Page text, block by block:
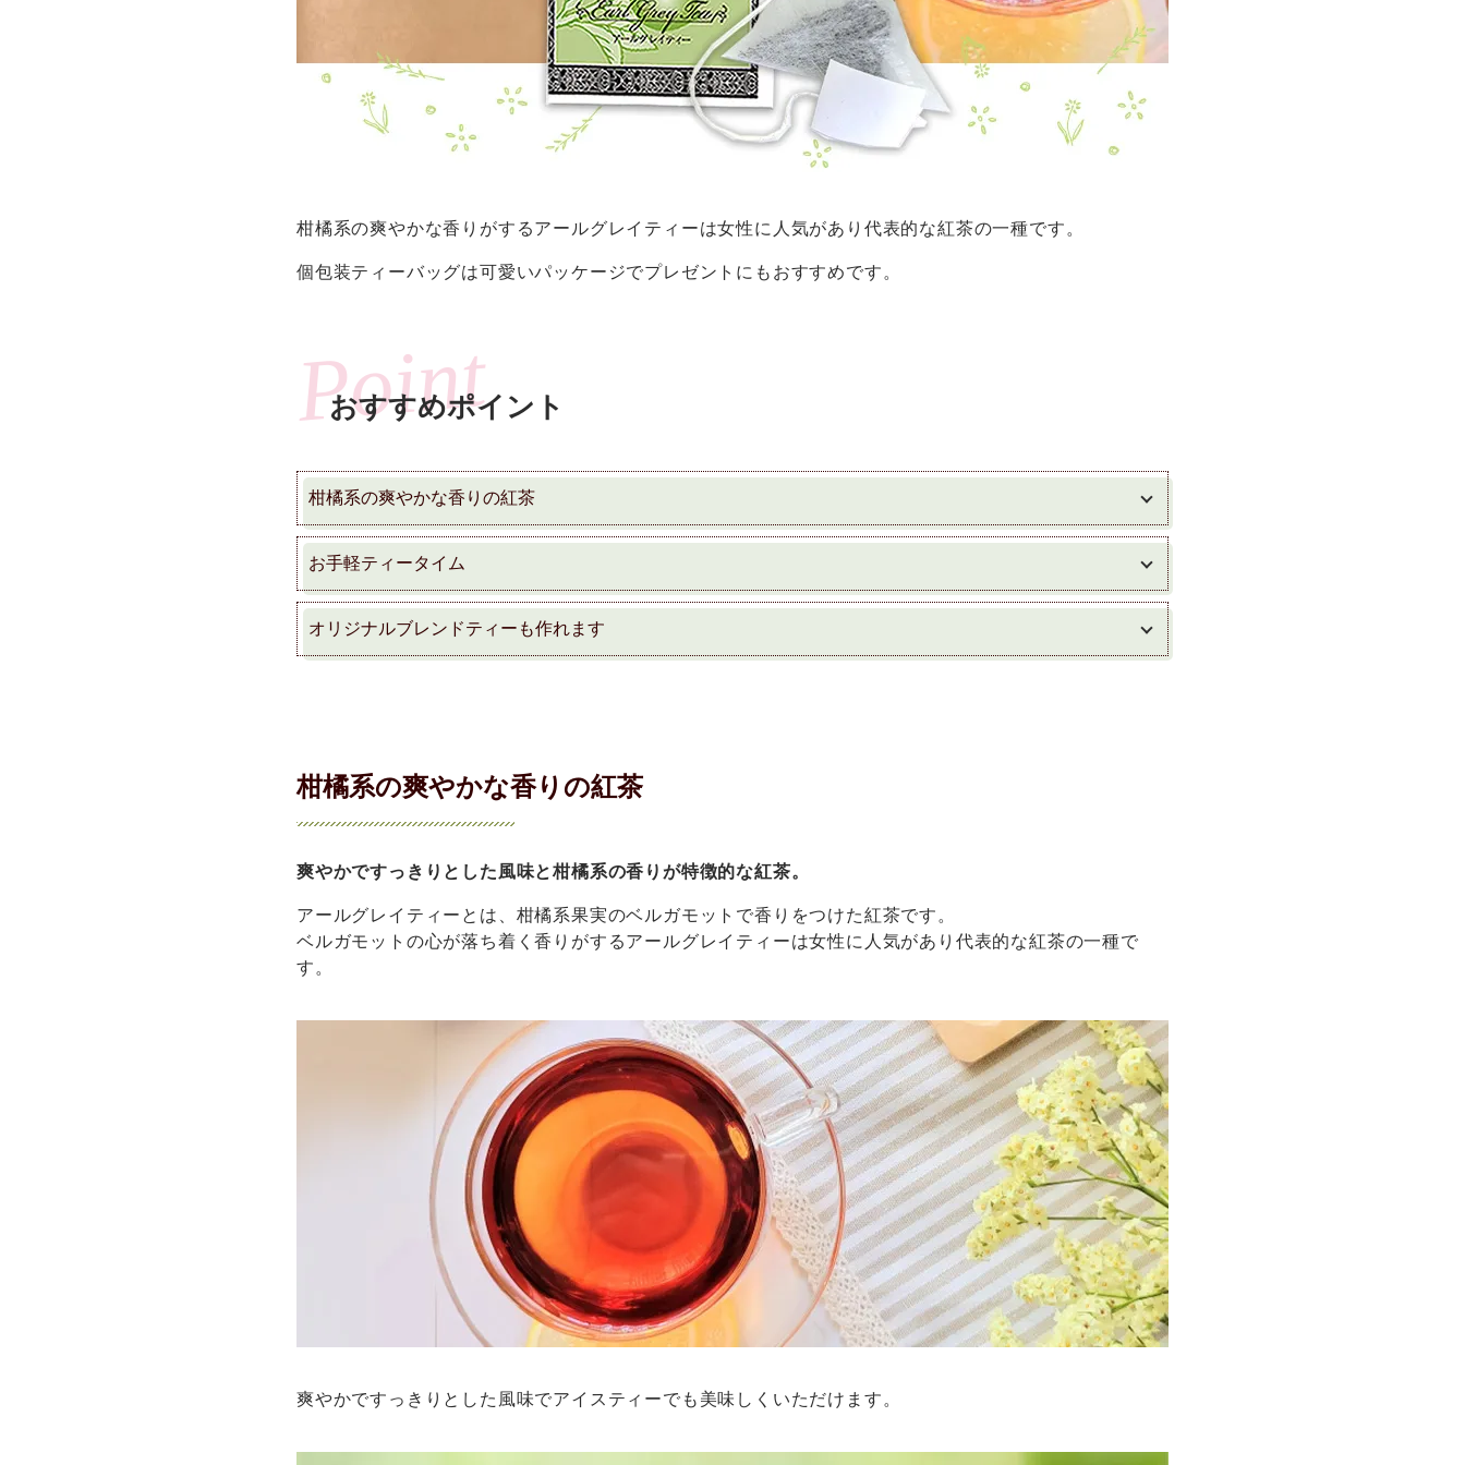
柑橘系の爽やかな香りがするアールグレイティーは女性に人気があり代表的な紅茶の一種です。
個包装ティーバッグは可愛いパッケージでプレゼントにもおすすめです。
おすすめポイント
柑橘系の爽やかな香りの紅茶
お手軽ティータイム
オリジナルブレンドティーも作れます
柑橘系の爽やかな香りの紅茶
爽やかですっきりとした風味と柑橘系の香りが特徴的な紅茶。
アールグレイティーとは、柑橘系果実のベルガモットで香りをつけた紅茶です。
ベルガモットの心が落ち着く香りがするアールグレイティーは女性に人気があり代表的な紅茶の一種で
す。
爽やかですっきりとした風味でアイスティーでも美味しくいただけます。